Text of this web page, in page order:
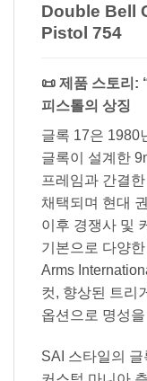
Double Bell
Pistol 754
📜 제품 스토리:
피스톨의 상징
글록 17은 1980
글록이 설계한
프레임과 간결한
채택되며 현대
이후 경쟁사 및
기본으로 다양
Arms
컷, 향상된 트리
옵션으로 명성
SAI 스타일의